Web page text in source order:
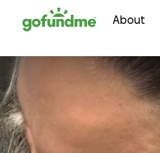
to content About